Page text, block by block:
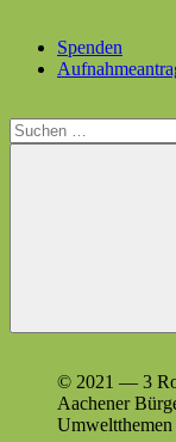
Spenden
Suchen
nach:
© 2021 — 3
Aach­en­er
Umweltthemen